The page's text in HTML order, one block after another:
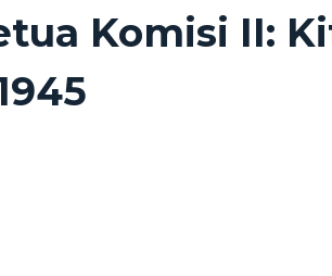
Komisi II: